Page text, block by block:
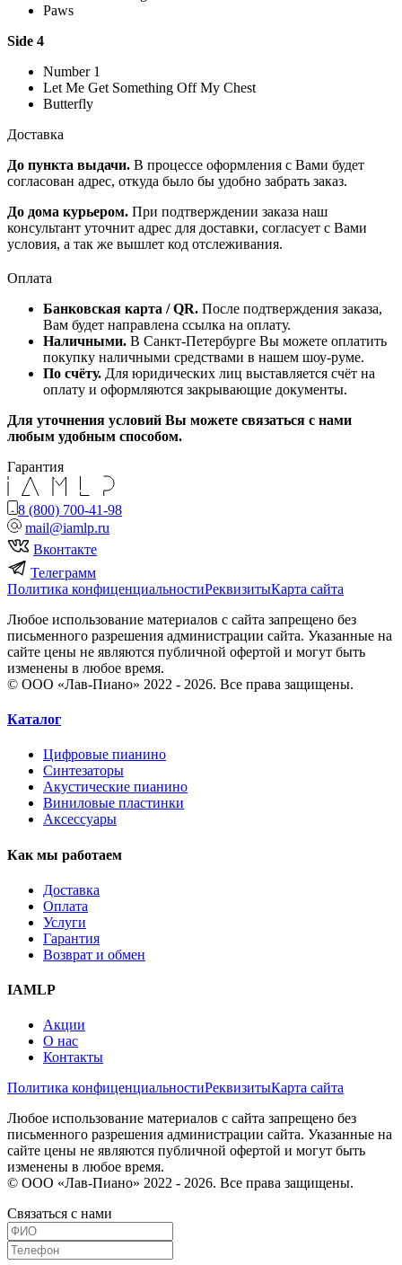
Paws
Side 4
Number 1
Let Me Get Something Off My Chest
Butterfly
Доставка
До пункта выдачи. В процессе оформления с Вами будет
согласован адрес, откуда было бы удобно забрать заказ.
До дома курьером. При подтверждении заказа наш
консультант уточнит адрес для доставки, согласует с Вами
условия, а так же вышлет код отслеживания.
Оплата
Банковская карта / QR. После подтверждения заказа,
Вам будет направлена ссылка на оплату.
Наличными. В Санкт-Петербурге Вы можете оплатить
покупку наличными средствами в нашем шоу-руме.
По счёту. Для юридических лиц выставляется счёт на
оплату и оформляются закрывающие документы.
Для уточнения условий Вы можете связаться с нами
любым удобным способом.
Гарантия
8 (800) 700-41-98
mail@iamlp.ru
Вконтакте
Телеграмм
Политика конфиценциальностиРеквизитыКарта сайта
Любое использование материалов с сайта запрещено без
письменного разрешения администрации сайта. Указанные на
сайте цены не являются публичной офертой и могут быть
изменены в любое время.
© ООО «Лав-Пиано» 2022 - 2026. Все права защищены.
Каталог
Цифровые пианино
Синтезаторы
Акустические пианино
Виниловые пластинки
Аксессуары
Как мы работаем
Доставка
Оплата
Услуги
Гарантия
Возврат и обмен
IAMLP
Акции
О нас
Контакты
Политика конфиценциальностиРеквизитыКарта сайта
Любое использование материалов с сайта запрещено без
письменного разрешения администрации сайта. Указанные на
сайте цены не являются публичной офертой и могут быть
изменены в любое время.
© ООО «Лав-Пиано» 2022 - 2026. Все права защищены.
Связаться с нами